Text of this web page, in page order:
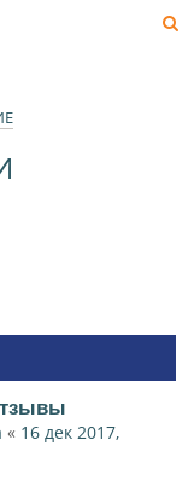
« 16 дек 2017,